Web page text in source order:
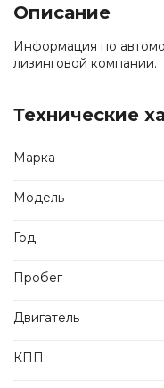
Описание
Информация по
лизинговой компании.
Технические
Марка
Модель
Год
Пробег
Двигатель
КПП